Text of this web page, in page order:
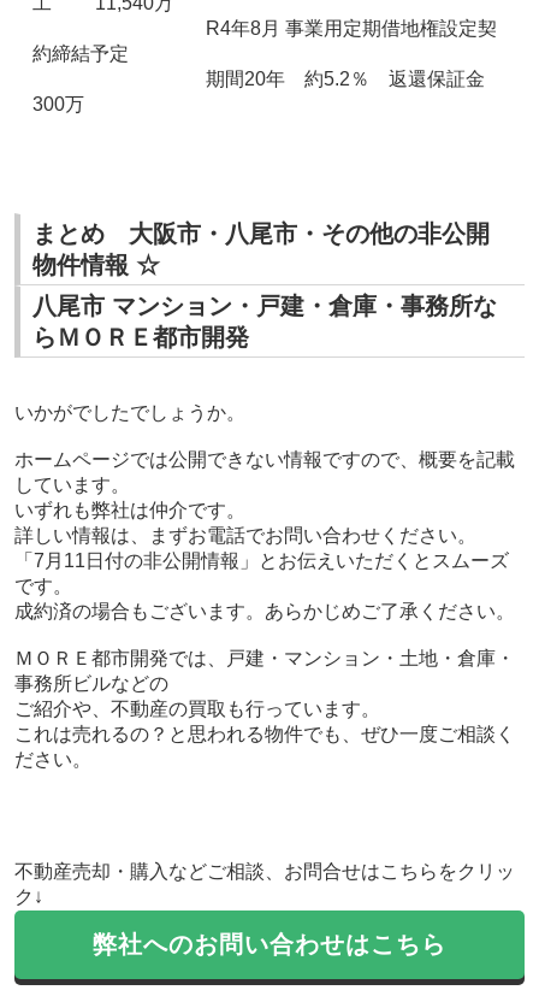
R4年8月 事業用定期借地権設定契
約締結予定
期間20年 約5.2％ 返還保証金
300万
まとめ 大阪市・八尾市・その他の非公開
物件情報 ☆
八尾市 マンション・戸建・倉庫・事務所な
らＭＯＲＥ都市開発
いかがでしたでしょうか。
ホームページでは公開できない情報ですので、 概要を記載
しています。
いずれも弊社は仲介です。
詳しい情報は、まずお電話でお問い合わせください。
「7 月11 日付の非公開情報」とお伝えいただくとスムーズ
です。
成約済の場合もございます。あらかじめご了承ください。
ＭＯＲＥ都市開発では、戸建・マンション・土地・倉庫・
事務所ビルなどの
ご紹介や、 不動産の買取も行っています。
これは売れるの？と思われる物件でも、ぜひ一度ご相談く
ださい。
不動産売却・購入などご相談、お問合せはこちらをクリッ
ク↓
弊社へのお問い合わせはこちら